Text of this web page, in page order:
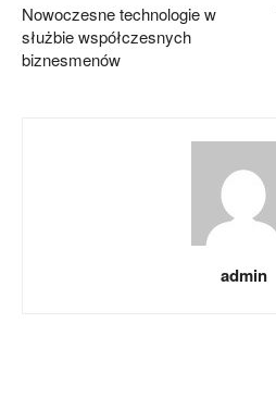
Nowoczesne technologie w
służbie współczesnych
biznesmenów
admin